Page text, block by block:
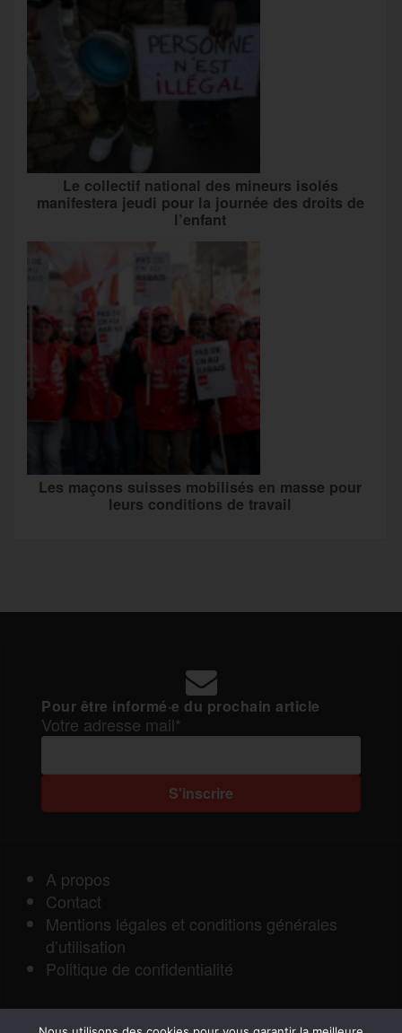
Le collectif national des mineurs isolés
manifestera jeudi pour la journée des droits de
l’enfant
Les maçons suisses mobilisés en masse pour
leurs conditions de travail
Pour être informé·e du prochain article
Votre adresse mail*
A propos
Contact
Mentions légales et conditions générales
d’utilisation
Politique de confidentialité